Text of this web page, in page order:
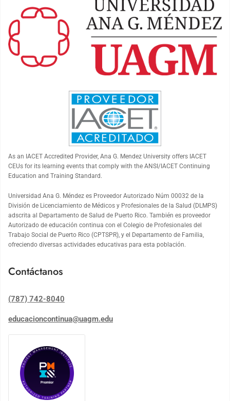
As an IACET Accredited Provider, Ana G. Mendez University offers IACET
CEUs for its learning events that comply with the ANSI/IACET Continuing
Education and Training Standard.
Universidad Ana G. Méndez es Proveedor Autorizado Núm 00032 de la
División de Licenciamiento de Médicos y Profesionales de la Salud (DLMPS)
adscrita al Departamento de Salud de Puerto Rico. También es proveedor
Autorizado de educación continua con el Colegio de Profesionales del
Trabajo Social de Puerto Rico (CPTSPR), y el Departamento de Familia,
ofreciendo diversas actividades educativas para esta población.
Contáctanos
(787) 742-8040
educacioncontinua@uagm.edu